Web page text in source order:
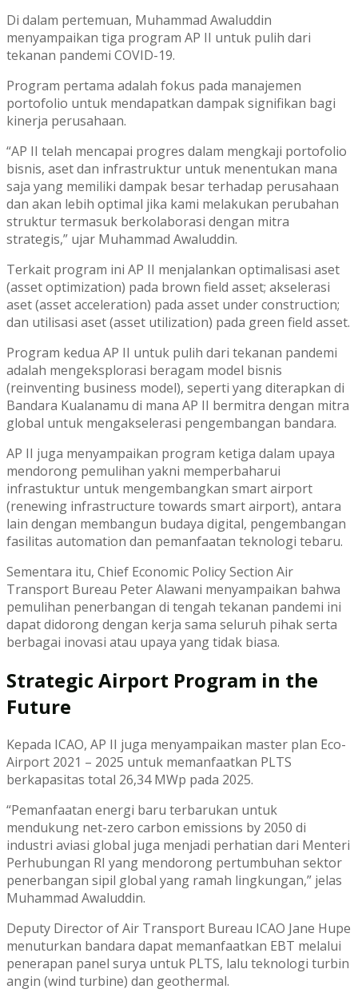
Di dalam pertemuan, Muhammad Awaluddin
menyampaikan tiga program AP II untuk pulih dari
tekanan pandemi COVID-19.
Program pertama adalah fokus pada manajemen
portofolio untuk mendapatkan dampak signifikan bagi
kinerja perusahaan.
“AP II telah mencapai progres dalam mengkaji portofolio
bisnis, aset dan infrastruktur untuk menentukan mana
saja yang memiliki dampak besar terhadap perusahaan
dan akan lebih optimal jika kami melakukan perubahan
struktur termasuk berkolaborasi dengan mitra
strategis,” ujar Muhammad Awaluddin.
Terkait program ini AP II menjalankan optimalisasi aset
(asset optimization) pada brown field asset; akselerasi
aset (asset acceleration) pada asset under construction;
dan utilisasi aset (asset utilization) pada green field asset.
Program kedua AP II untuk pulih dari tekanan pandemi
adalah mengeksplorasi beragam model bisnis
(reinventing business model), seperti yang diterapkan di
Bandara Kualanamu di mana AP II bermitra dengan mitra
global untuk mengakselerasi pengembangan bandara.
AP II juga menyampaikan program ketiga dalam upaya
mendorong pemulihan yakni memperbaharui
infrastuktur untuk mengembangkan smart airport
(renewing infrastructure towards smart airport), antara
lain dengan membangun budaya digital, pengembangan
fasilitas automation dan pemanfaatan teknologi tebaru.
Sementara itu, Chief Economic Policy Section Air
Transport Bureau Peter Alawani menyampaikan bahwa
pemulihan penerbangan di tengah tekanan pandemi ini
dapat didorong dengan kerja sama seluruh pihak serta
berbagai inovasi atau upaya yang tidak biasa.
Strategic Airport Program in the
Future
Kepada ICAO, AP II juga menyampaikan master plan Eco-
Airport 2021 – 2025 untuk memanfaatkan PLTS
berkapasitas total 26,34 MWp pada 2025.
“Pemanfaatan energi baru terbarukan untuk
mendukung net-zero carbon emissions by 2050 di
industri aviasi global juga menjadi perhatian dari Menteri
Perhubungan RI yang mendorong pertumbuhan sektor
penerbangan sipil global yang ramah lingkungan,” jelas
Muhammad Awaluddin.
Deputy Director of Air Transport Bureau ICAO Jane Hupe
menuturkan bandara dapat memanfaatkan EBT melalui
penerapan panel surya untuk PLTS, lalu teknologi turbin
angin (wind turbine) dan geothermal.